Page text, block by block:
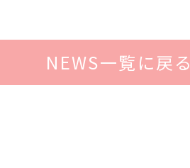
NEWS一覧に戻る